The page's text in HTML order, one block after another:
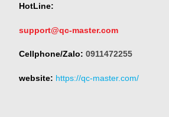
HotLine:
support@qc-master.com
Cellphone/Zalo: 0911472255
website: https://qc-master.com/